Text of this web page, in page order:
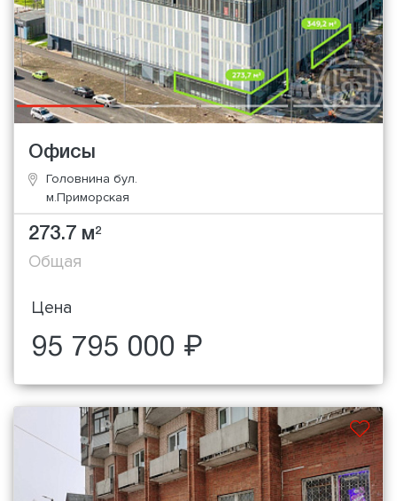
Офисы
Головнина бул.
м.Приморская
273.7 м2
Общая
Цена
95 795 000 ₽